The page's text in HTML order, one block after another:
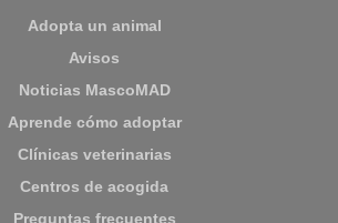
Adopta un animal
Avisos
Noticias MascoMAD
Aprende cómo adoptar
Clínicas veterinarias
Centros de acogida
Preguntas frecuentes